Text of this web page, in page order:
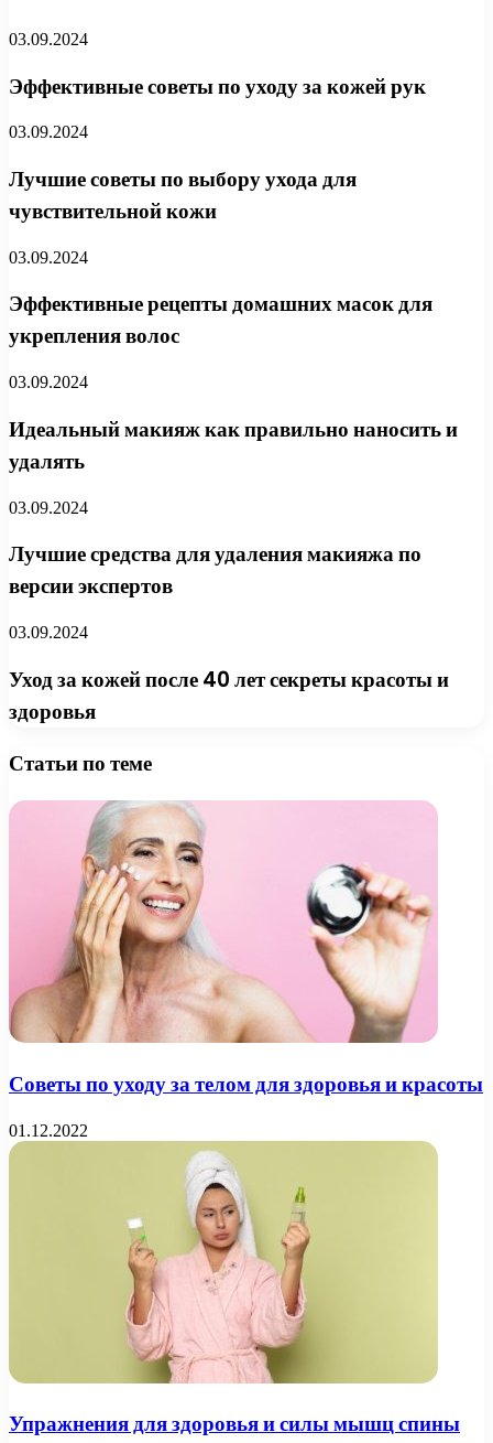
03.09.2024
Эффективные советы по уходу за кожей рук
03.09.2024
Лучшие советы по выбору ухода для
чувствительной кожи
03.09.2024
Эффективные рецепты домашних масок для
укрепления волос
03.09.2024
Идеальный макияж как правильно наносить и
удалять
03.09.2024
Лучшие средства для удаления макияжа по
версии экспертов
03.09.2024
Уход за кожей после 40 лет секреты красоты и
здоровья
Статьи по теме
Советы по уходу за телом для здоровья и красоты
01.12.2022
Упражнения для здоровья и силы мышц спины